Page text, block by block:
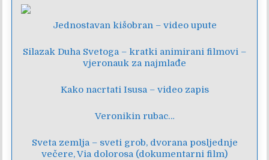
Jednostavan kišobran – video upute
Silazak Duha Svetoga – kratki animirani filmovi –
vjeronauk za najmlađe
Kako nacrtati Isusa – video zapis
Veronikin rubac…
Sveta zemlja – sveti grob, dvorana posljednje
večere, Via dolorosa (dokumentarni film)